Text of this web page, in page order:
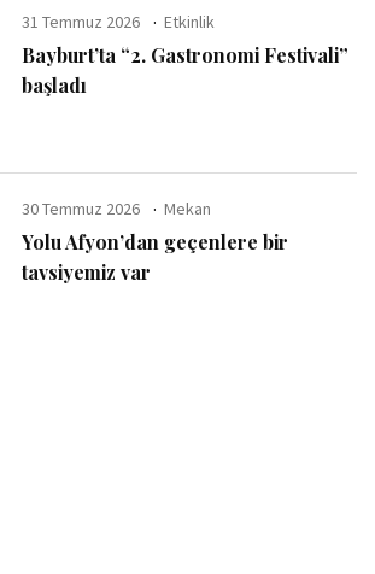
31 Temmuz 2026 Etkinlik
Bayburt’ta “2. Gastronomi Festivali”
başladı
30 Temmuz 2026 Mekan
Yolu Afyon’dan geçenlere bir
tavsiyemiz var